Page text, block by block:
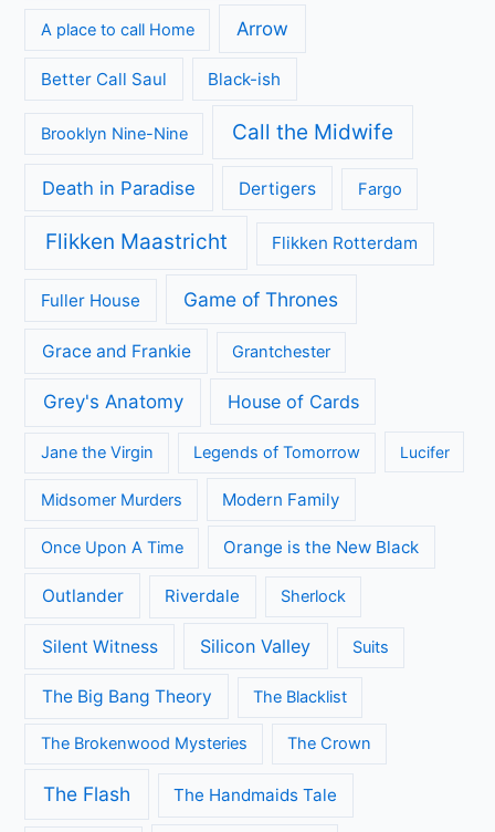
A place to call Home Arrow
Better Call Saul Black-ish
Brooklyn Nine-Nine Call the Midwife
Death in Paradise Dertigers Fargo
Flikken Maastricht Flikken Rotterdam
Fuller House Game of Thrones
Grace and Frankie Grantchester
Grey's Anatomy House of Cards
Jane the Virgin Legends of Tomorrow Lucifer
Midsomer Murders Modern Family
Once Upon A Time Orange is the New Black
Outlander Riverdale Sherlock
Silent Witness Silicon Valley Suits
The Big Bang Theory The Blacklist
The Brokenwood Mysteries The Crown
The Flash The Handmaids Tale